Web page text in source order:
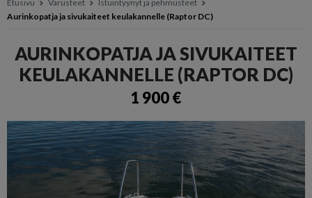
Etusivu Varusteet
Istuintyynyt ja pehmusteet
Aurinkopatja ja sivukaiteet keulakannelle (Raptor DC)
AURINKOPATJA JA SIVUKAITEET
KEULAKANNELLE (RAPTOR DC)
1 900 €